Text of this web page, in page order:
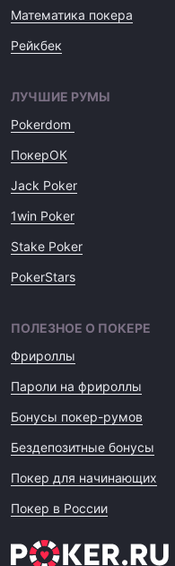
Математика покера
Рейкбек
ЛУЧШИЕ РУМЫ
Pokerdom
ПокерОК
Jack Poker
1win Poker
Stake Poker
PokerStars
ПОЛЕЗНОЕ О ПОКЕРЕ
Фрироллы
Пароли на фрироллы
Бонусы покер-румов
Бездепозитные бонусы
Покер для начинающих
Покер в России